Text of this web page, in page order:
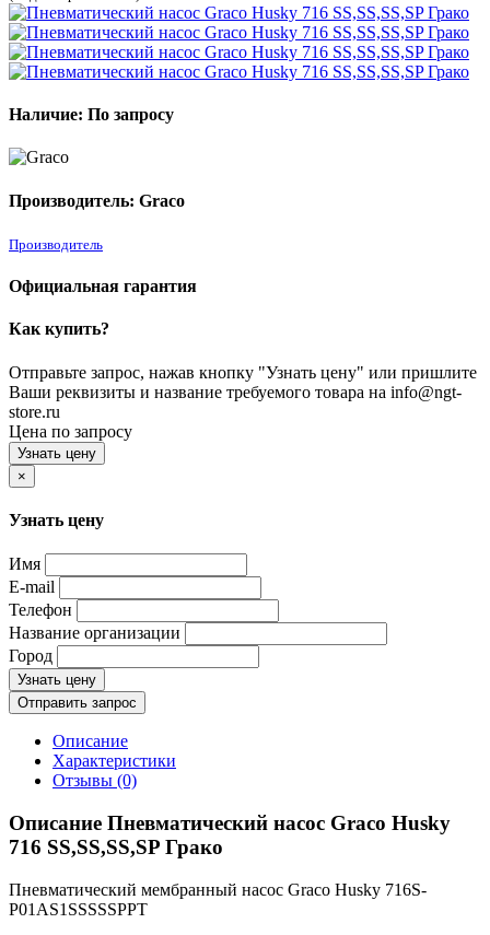
Наличие: По запросу
Производитель: Graco
Производитель
Официальная гарантия
Как купить?
Отправьте запрос, нажав кнопку "Узнать цену" или пришлите
Ваши реквизиты и название требуемого товара на info@ngt-
store.ru
Цена по запросу
Узнать цену
×
Узнать цену
Имя
E-mail
Телефон
Название организации
Город
Узнать цену
Отправить запрос
Описание
Характеристики
Отзывы (0)
Описание Пневматический насос Graco Husky
716 SS,SS,SS,SP Грако
Пневматический мембранный насос Graco Husky 716S-
P01AS1SSSSSPPT